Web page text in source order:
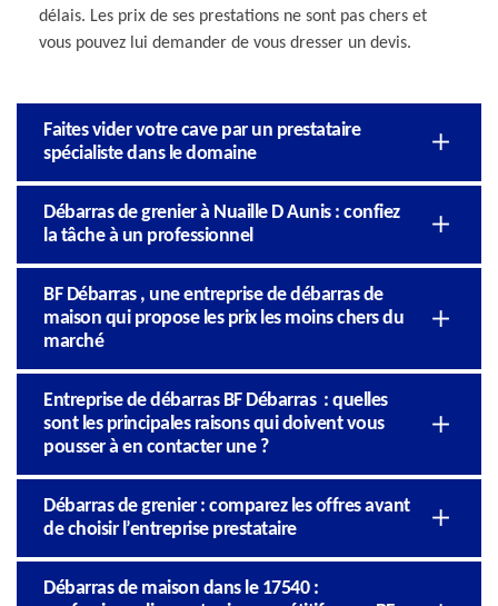
délais. Les prix de ses prestations ne sont pas chers et
vous pouvez lui demander de vous dresser un devis.
Faites vider votre cave par un prestataire
spécialiste dans le domaine
Débarras de grenier à Nuaille D Aunis : confiez
la tâche à un professionnel
BF Débarras , une entreprise de débarras de
maison qui propose les prix les moins chers du
marché
Entreprise de débarras BF Débarras : quelles
sont les principales raisons qui doivent vous
pousser à en contacter une ?
Débarras de grenier : comparez les offres avant
de choisir l’entreprise prestataire
Débarras de maison dans le 17540 :